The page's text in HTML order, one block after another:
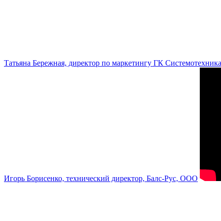
Татьяна Бережная, директор по маркетингу ГК Системотехника
Игорь Борисенко, технический директор, Балс-Рус, ООО